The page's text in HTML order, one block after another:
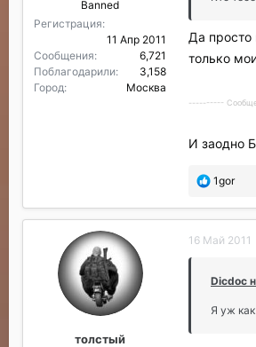
Banned
Регистрация
11 Апр 2011
Сообщения
6,721
Поблагодарили
3,158
Город
Москва
Да просто
только
----------
И заодно
П
б
а
о
а
1gor
толстый
16 Май 2011
Dicdoc
Я уж